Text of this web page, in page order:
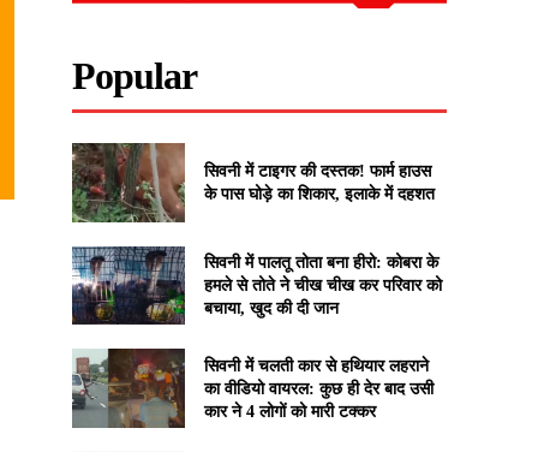
Popular
सिवनी में टाइगर की दस्तक! फार्म हाउस
के पास घोड़े का शिकार, इलाके में दहशत
सिवनी में पालतू तोता बना हीरो: कोबरा के
हमले से तोते ने चीख चीख कर परिवार को
बचाया, खुद की दी जान
सिवनी में चलती कार से हथियार लहराने
का वीडियो वायरल: कुछ ही देर बाद उसी
कार ने 4 लोगों को मारी टक्कर